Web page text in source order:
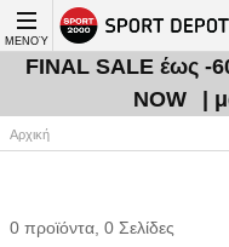
ΜΕΝΟΎ
FINAL SALE έως -
NOW
|
Αρχική
0 προϊόντα, 0 Σελίδες